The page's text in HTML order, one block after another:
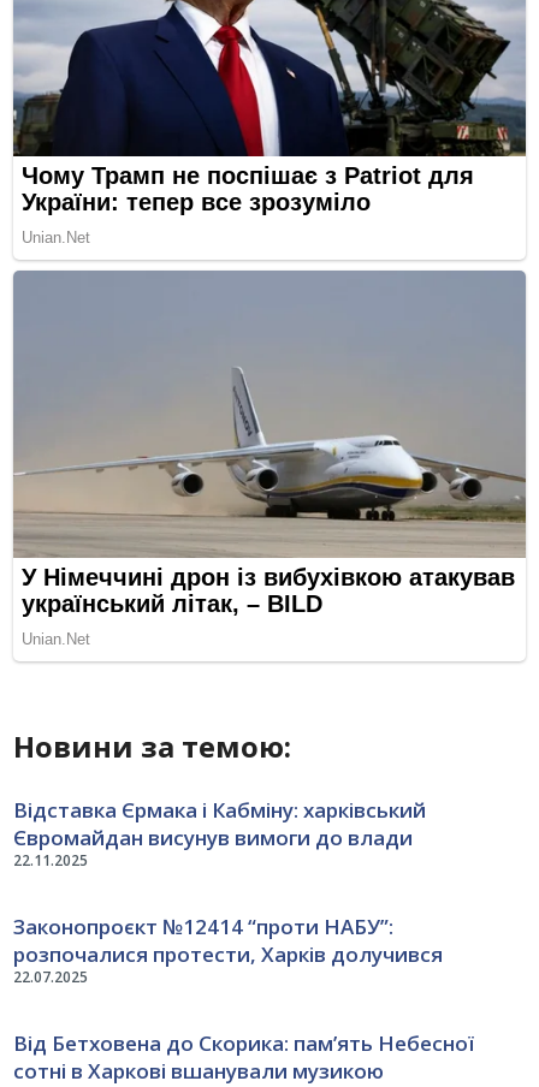
Новини за темою:
22.11.2025
Відставка Єрмака і Кабміну: харківський
Євромайдан висунув вимоги до влади
22.07.2025
Законопроєкт №12414 “проти НАБУ”:
розпочалися протести, Харків долучився
Від Бетховена до Скорика: пам’ять Небесної
сотні в Харкові вшанували музикою